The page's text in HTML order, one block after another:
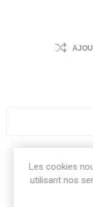
Les cookies
utilisant nos